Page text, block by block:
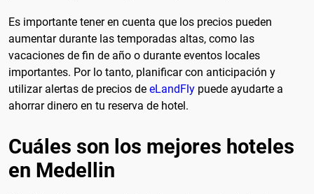
Es importante tener en cuenta que los precios pueden
aumentar durante las temporadas altas, como las
vacaciones de fin de año o durante eventos locales
importantes. Por lo tanto, planificar con anticipación y
utilizar alertas de precios de eLandFly puede ayudarte a
ahorrar dinero en tu reserva de hotel.
Cuáles son los mejores hoteles
en Medellin